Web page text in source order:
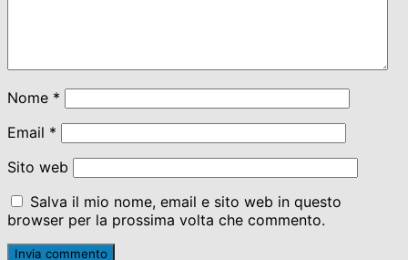
Nome *
Email *
Sito web
Salva il mio nome, email e sito web in questo
browser per la prossima volta che commento.